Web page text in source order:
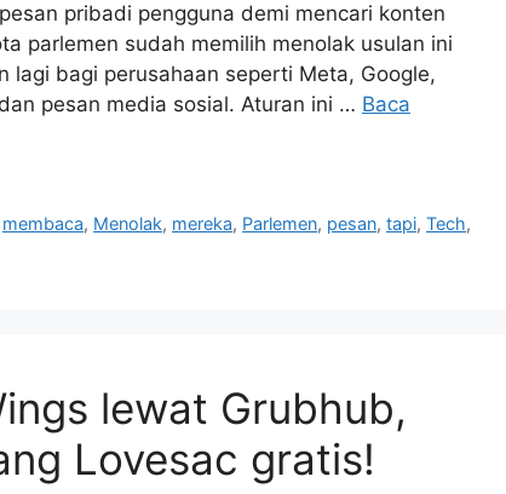
pribadi pengguna demi mencari konten
parlemen sudah memilih menolak usulan ini
lagi bagi perusahaan seperti Meta, Google,
pesan media sosial. Aturan ini … Baca
membaca, Menolak, mereka, Parlemen, pesan,tapi,Tech,
lewat Grubhub,
Lovesac gratis!